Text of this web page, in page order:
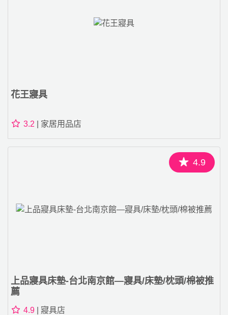
花王寢具
3.2 | 家居用品店
4.9
上品寢具床墊-台北南京館—寢具/床墊/枕頭/棉被推
薦
4.9 | 寢具店